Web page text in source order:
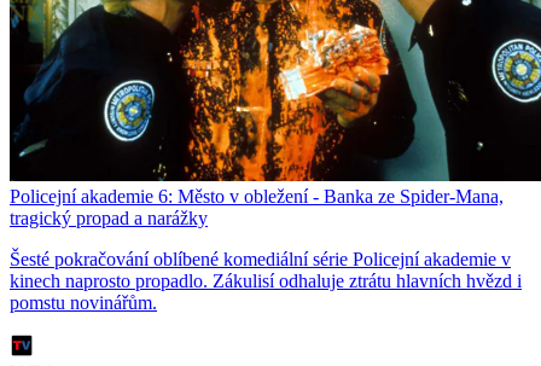
Policejní akademie 6: Město v obležení - Banka ze Spider-Mana,
tragický propad a narážky
Šesté pokračování oblíbené komediální série Policejní akademie v
kinech naprosto propadlo. Zákulisí odhaluje ztrátu hlavních hvězd i
pomstu novinářům.